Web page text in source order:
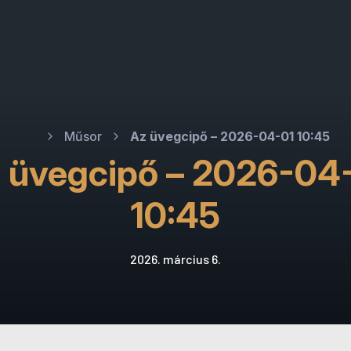
Műsor Az üvegcipő – 2026-04-01 10:45
üvegcipő – 2026-
10:45
2026. március 6.